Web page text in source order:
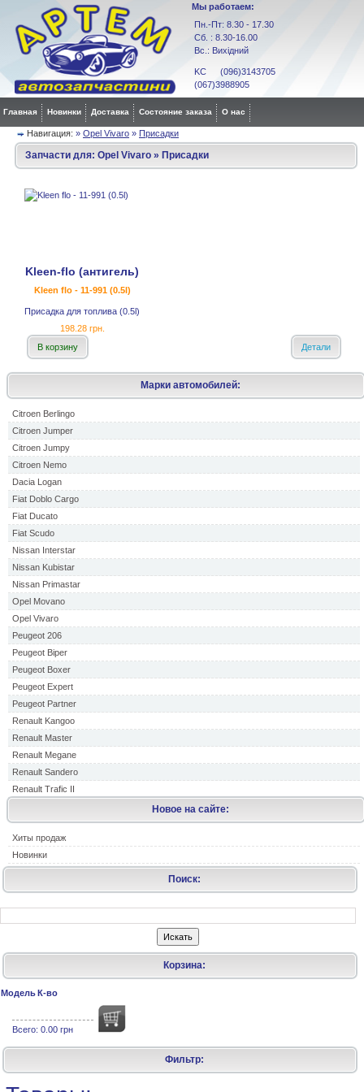
Мы работаем:
Пн.-Пт: 8.30 - 17.30
Сб. : 8.30-16.00
Вс.: Вихідний
KC (096)3143705
(067)3988905
Главная Новинки Доставка Состояние заказа О нас
Навигация: » Opel Vivaro » Присадки
Марки автомобилей:
Citroen Berlingo
Citroen Jumper
Citroen Jumpy
Citroen Nemo
Dacia Logan
Fiat Doblo Cargo
Fiat Ducato
Fiat Scudo
Nissan Interstar
Nissan Kubistar
Nissan Primastar
Opel Movano
Opel Vivaro
Peugeot 206
Peugeot Biper
Peugeot Boxer
Peugeot Expert
Peugeot Partner
Renault Kangoo
Renault Master
Renault Megane
Renault Sandero
Renault Trafic II
Новое на сайте:
Хиты продаж
Новинки
Запчасти для: Opel Vivaro » Присадки
Kleen-flo (антигель)
Kleen flo - 11-991 (0.5l)
Присадка для топлива (0.5l)
198.28 грн.
В корзину
Детали
Поиск:
Корзина:
Модель К-во
Всего: 0.00 грн
Фильтр: